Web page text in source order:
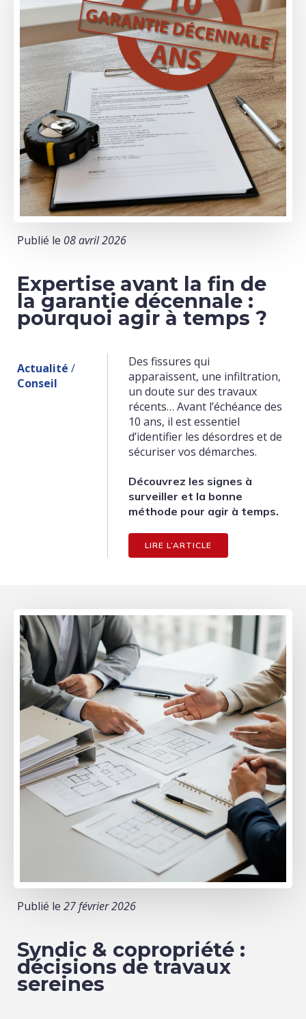
Publié le 08 avril 2026
Expertise avant la fin de
la garantie décennale :
pourquoi agir à temps ?
Actualité /
Conseil
Des fissures qui
apparaissent, une infiltration,
un doute sur des travaux
récents… Avant l’échéance des
10 ans, il est essentiel
d’identifier les désordres et de
sécuriser vos démarches.
Découvrez les signes à
surveiller et la bonne
méthode pour agir à temps.
LIRE L’ARTICLE
Publié le 27 février 2026
Syndic & copropriété :
décisions de travaux
sereines